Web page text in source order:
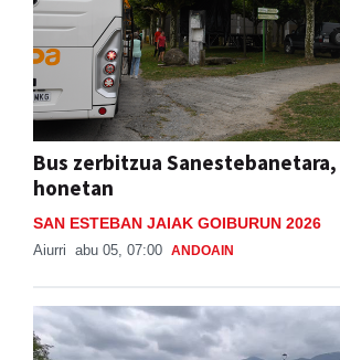
Bus zerbitzua
honetan
SAN ESTEBAN JAIAK GOIBURUN 2026
Aiurri abu 05, 07:00 ANDOAIN